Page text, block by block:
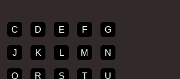
C D E F G
J K L M N
Q R S T U